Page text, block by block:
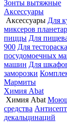
Зонты вытяжные
Аксессуары
Аксессуары Для
миксеров
пиццы Для
900 Для
посудомоечных
машин Для
заморозки
Мармиты
Химия Abat
Химия Abat
средства
декальцинаций